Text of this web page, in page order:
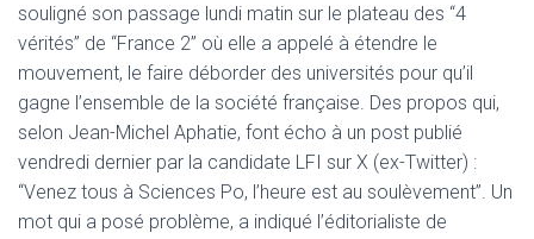
souligné son passage lundi matin sur le plateau des “4
vérités” de “France 2” où elle a appelé à étendre le
mouvement, le faire déborder des universités pour qu’il
gagne l’ensemble de la société française. Des propos qui,
selon Jean-Michel Aphatie, font écho à un post publié
vendredi dernier par la candidate LFI sur X (ex-Twitter) :
“Venez tous à Sciences Po, l’heure est au soulèvement”. Un
mot qui a posé problème, a indiqué l’éditorialiste de